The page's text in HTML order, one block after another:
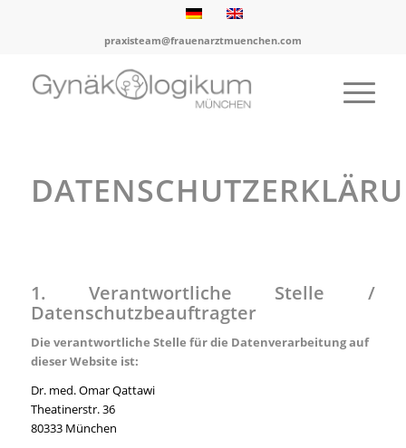
praxisteam@frauenarztmuenchen.com
1. Verantwortliche Stelle /
Datenschutzbeauftragter
Die verantwortliche Stelle für die Datenverarbeitung auf
dieser Website ist:
Dr. med. Omar Qattawi
Theatinerstr. 36
80333 München